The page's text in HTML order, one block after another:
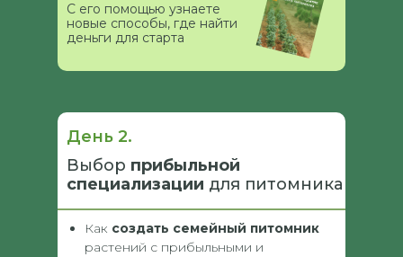
День 2.
Как создать семейный питомник
растений с прибыльными и
С его помощью узнаете
новые способы, где найти
деньги для старта
Выбор прибыльной
специализации для питомника